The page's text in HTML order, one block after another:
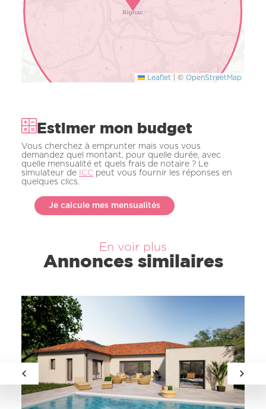
Leaflet © OpenStreetMap
Estimer mon budget
Vous cherchez à emprunter mais vous vous
demandez quel montant, pour quelle durée, avec
quelle mensualité et quels frais de notaire ? Le
simulateur de
ICC peut vous fournir les réponses en
quelques clics.
Je calcule mes mensualités
En voir plus
Annonces similaires